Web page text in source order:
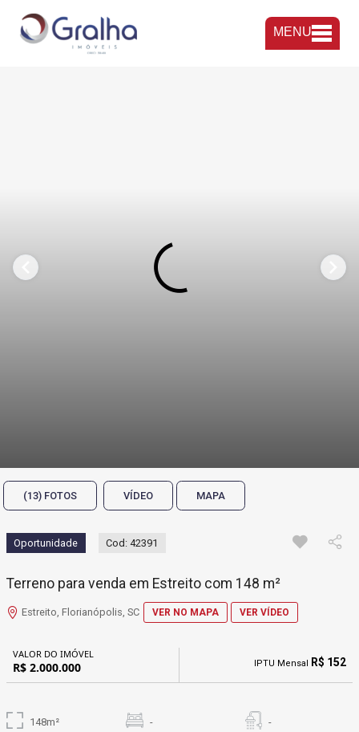
MENU
(13) FOTOS VÍDEO MAPA
Oportunidade Cod: 42391
Terreno para venda em Estreito com 148 m²
Estreito, Florianópolis, SC VER NO MAPA VER VÍDEO
VALOR DO IMÓVEL
R$ 2.000.000 IPTU Mensal R$ 152
148m² - -